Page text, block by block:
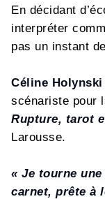
En décidant
interpréter
pas un instant
Céline
scénariste pour
Rupture, tarot
Larousse.
« Je tourne
carnet, prête à